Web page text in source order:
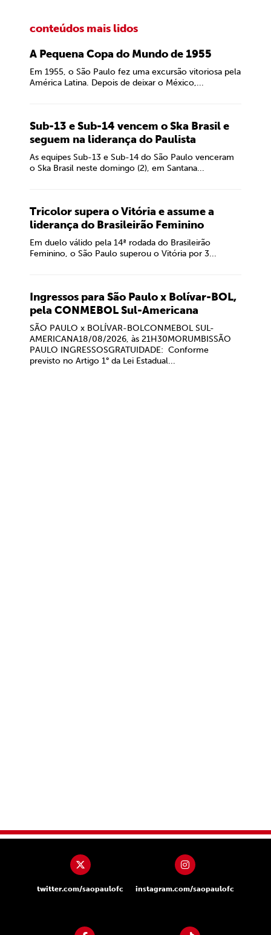
conteúdos mais lidos
A Pequena Copa do Mundo de 1955
Em 1955, o São Paulo fez uma excursão vitoriosa pela
América Latina. Depois de deixar o México,...
Sub-13 e Sub-14 vencem o Ska Brasil e
seguem na liderança do Paulista
As equipes Sub-13 e Sub-14 do São Paulo venceram
o Ska Brasil neste domingo (2), em Santana...
Tricolor supera o Vitória e assume a
liderança do Brasileirão Feminino
Em duelo válido pela 14ª rodada do Brasileirão
Feminino, o São Paulo superou o Vitória por 3...
Ingressos para São Paulo x Bolívar-BOL,
pela CONMEBOL Sul-Americana
SÃO PAULO x BOLÍVAR-BOLCONMEBOL SUL-
AMERICANA18/08/2026, às 21H30MORUMBISSÃO
PAULO INGRESSOSGRATUIDADE: Conforme
previsto no Artigo 1° da Lei Estadual...
twitter.com/saopaulofc instagram.com/saopaulofc